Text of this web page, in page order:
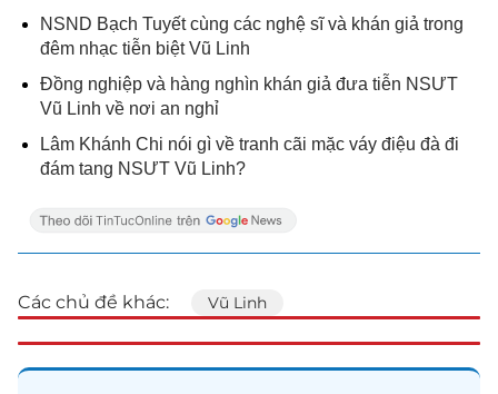
NSND Bạch Tuyết cùng các nghệ sĩ và khán giả trong
đêm nhạc tiễn biệt Vũ Linh
Đồng nghiệp và hàng nghìn khán giả đưa tiễn NSƯT
Vũ Linh về nơi an nghỉ
Lâm Khánh Chi nói gì về tranh cãi mặc váy điệu đà đi
đám tang NSƯT Vũ Linh?
Các chủ đề khác: Vũ Linh